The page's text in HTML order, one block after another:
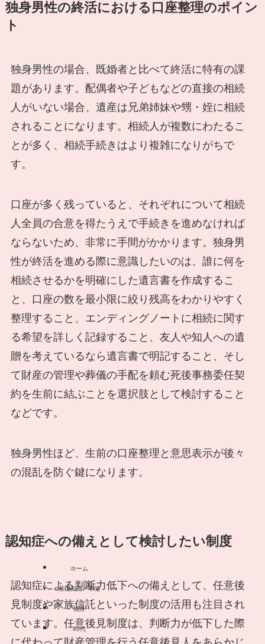
独身男性の終活における口座整理のポイン
ト
独身男性の場合、既婚者と比べて終活に特有の課
題があります。配偶者や子どもなどの直接の相続
人がいない場合、遺産は兄弟姉妹や甥・姪に相続
されることになります。相続人が複数にわたるこ
とが多く、相続手続きはより複雑になりがちで
す。
口座が多く残っていると、それぞれについて相続
人全員の合意を得たうえで手続きを進めなければ
ならないため、非常に手間がかかります。独身男
性が終活を進める際に意識したいのは、誰に何を
相続させるかを明確にした遺言書を作成するこ
と、口座の数を最小限に絞り残高をわかりやすく
整理すること、エンディングノートに相続に関す
る希望を詳しく記録すること、友人や知人への遺
贈を考えているなら遺言書で明記すること、そし
て財産の管理や葬儀の手配を頼む死後事務委任契
約を生前に結ぶことを選択肢として検討すること
などです。
独身男性ほど、生前の口座整理と意思表示が後々
の混乱を防ぐ鍵になります。
認知症への備えとして検討したい制度
認知症による判断力低下への備えとして、任意後
見制度や家族信託といった制度の活用も注目され
ています。任意後見制度は、判断力が低下した際
ホーム
基礎知識・準備
独身
40代